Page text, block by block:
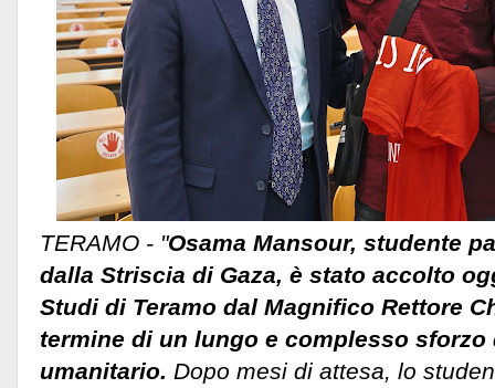
TERAMO - "Osama Mansour, studente
dalla Striscia di Gaza, è stato accolto
Studi di Teramo dal Magnifico Rettore
termine di un lungo e complesso sforzo
umanitario. Dopo mesi di attesa, lo